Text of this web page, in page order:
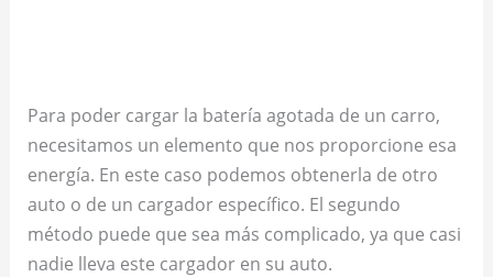
Para poder cargar la batería agotada de un carro,
necesitamos un elemento que nos proporcione esa
energía. En este caso podemos obtenerla de otro
auto o de un cargador específico. El segundo
método puede que sea más complicado, ya que casi
nadie lleva este cargador en su auto.